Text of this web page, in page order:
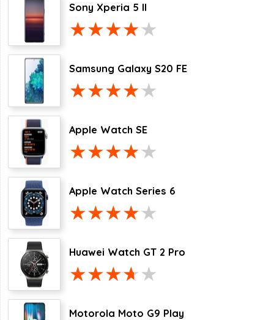
Sony Xperia 5 II
Samsung Galaxy S20 FE
Apple Watch SE
Apple Watch Series 6
Huawei Watch GT 2 Pro
Motorola Moto G9 Play